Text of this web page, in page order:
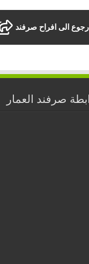
رجوع الى افراح صرفند
صرفند العمار